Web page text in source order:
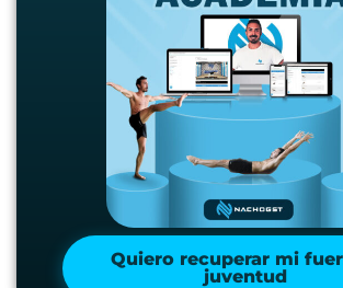
Quiero recuperar mi
juventud